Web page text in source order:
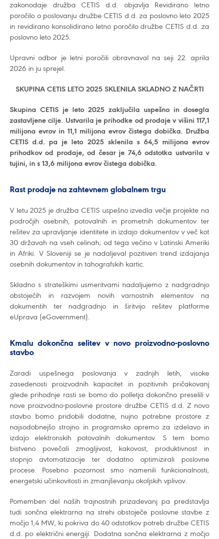
zakonodaje družba CETIS d.d. objavlja Revidirano letno
poročilo o poslovanju družbe CETIS d.d. za poslovno leto 2025
in revidirano konsolidirano letno poročilo družbe CETIS d.d. za
poslovno leto 2025.
Upravni odbor je letni poročili obravnaval na seji 22. aprila
2026 in ju sprejel.
SKUPINA CETIS LETO 2025 SKLENILA SKLADNO Z NAČRTI
Skupina CETIS je leto 2025 zaključila uspešno in dosegla
zastavljene cilje. Ustvarila je prihodke od prodaje v višini 117,1
milijona evrov in 11,1 milijona evrov čistega dobička. Družba
CETIS d.d. pa je leto 2025 sklenila s 64,5 milijona evrov
prihodkov od prodaje, od česar je 74,6 odstotka ustvarila v
tujini, in s 13,6 milijona evrov čistega dobička.
Rast prodaje na zahtevnem globalnem trgu
V letu 2025 je družba CETIS uspešno izvedla večje projekte na
področjih osebnih, potovalnih in prometnih dokumentov ter
rešitev za upravljanje identitete in izdajo dokumentov v več kot
30 državah na vseh celinah; od tega večino v Latinski Ameriki
in Afriki. V Sloveniji se je nadaljeval pozitiven trend izdajanja
osebnih dokumentov in tahografskih kartic.
Skladno s strateškimi usmeritvami nadaljujemo z nadgradnjo
obstoječih in razvojem novih varnostnih elementov na
dokumentih ter nadgradnjo in širitvijo rešitev platforme
eUprava (eGovernment).
Kmalu dokončna selitev v novo proizvodno-poslovno
stavbo
Zaradi uspešnega poslovanja v zadnjih letih, visoke
zasedenosti proizvodnih kapacitet in pozitivnih pričakovanj
glede prihodnje rasti se bomo do polletja dokončno preselili v
nove proizvodno-poslovne prostore družbe CETIS d.d. Z novo
stavbo bomo pridobili dodatne, nujno potrebne prostore z
najsodobnejšo strojno in programsko opremo za izdelavo in
izdajo elektronskih potovalnih dokumentov. S tem bomo
bistveno povečali zmogljivost, kakovost, produktivnost in
stopnjo avtomatizacije ter dodatno optimizirali poslovne
procese. Posebno pozornost smo namenili funkcionalnosti,
energetski učinkovitosti in zmanjševanju okoljskih vplivov.
Pomemben del naših trajnostnih prizadevanj pa predstavlja
tudi sončna elektrarna na strehi obstoječe poslovne stavbe z
močjo 1,4 MW, ki pokriva do 40 odstotkov potreb družbe CETIS
d.d. po električni energiji. Dodatna sončna elektrarna z močjo